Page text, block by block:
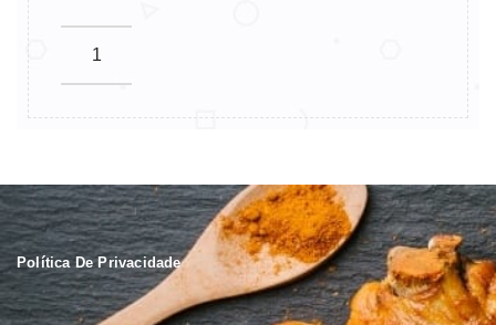
Política De Privacidade